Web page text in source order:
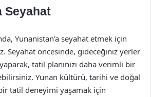
Seyahat
Yunanistan’a seyahat etmek için
Seyahat öncesinde, gideceğiniz yerler
tatil planınızı daha verimli bir
Yunan kültürü, tarihi ve doğal
tatil deneyimi yaşamak için